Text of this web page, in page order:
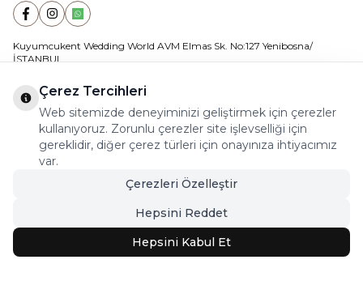
FacebookInstagramWhatsApp
Kuyumcukent Wedding World AVM Elmas Sk. No:127 Yenibosna/
İSTANBUL
ahenkkuyumculuk@hotmail.com
Müşteri Destek Hattı
05355760142
Whatsapp İletişim Hattı
0535 576 01 42
Çerez Tercihleri
Web sitemizde deneyiminizi geliştirmek için çerezler
kullanıyoruz. Zorunlu çerezler site işlevselliği için
gereklidir, diğer çerez türleri için onayınıza ihtiyacımız
var.
Çerezleri Özelleştir
Hepsini Reddet
Hepsini Kabul Et